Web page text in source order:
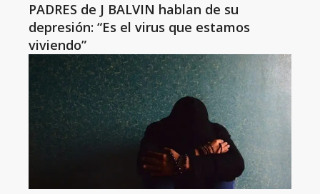
PADRES de J BALVIN hablan de su
depresión: “Es el virus que estamos
viviendo”